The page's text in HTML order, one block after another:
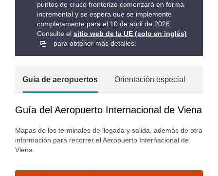
puntos de cruce fronterizo comenzará en forma
incremental y se espera que se implemente
completamente para el 10 de abril de 2026.
Consulte el sitio web de la UE (solo en inglés)
para obtener más detalles.
Guía de aeropuertos Orientación especial
Guía del Aeropuerto Internacional de Viena
Mapas de los terminales de llegada y salida, además de otra
información para recorrer el Aeropuerto Internacional de
Viena.